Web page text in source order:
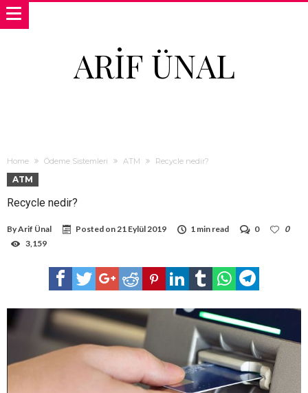
ARIF ÜNAL
Home Ödeme Sistemleri ATM Recycle nedir?
ATM
Recycle nedir?
ByArif Ünal Posted on21 Eylül 2019 1 min read 0
0
3,159